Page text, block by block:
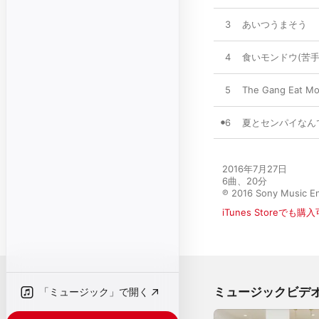
「ミュージック」で開く
3 あいつうまそう
4 食いモンドウ(苦
5 The Gang Eat
6 夏とセンパイなん
2016年7月27日
6曲、20分
℗ 2016 Sony Music
iTunes Storeでも購入
ミュージックビデ